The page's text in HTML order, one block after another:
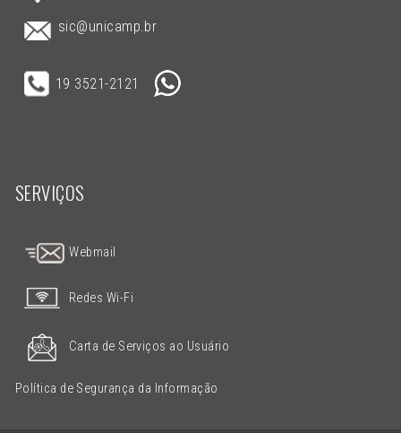
sic@unicamp.br
19 3521-2121
SERVIÇOS
Webmail
Redes Wi-Fi
Carta de Serviços ao Usuário
Política de Segurança da Informação